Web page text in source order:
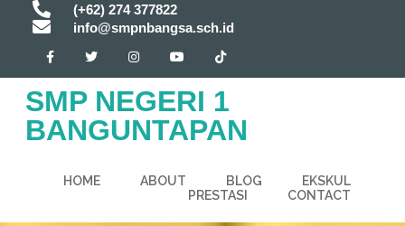
(+62) 274 377822
info@smpnbangsa.sch.id
SMP NEGERI 1
BANGUNTAPAN
HOME ABOUT BLOG
EKSKUL
PRESTASI
CONTACT